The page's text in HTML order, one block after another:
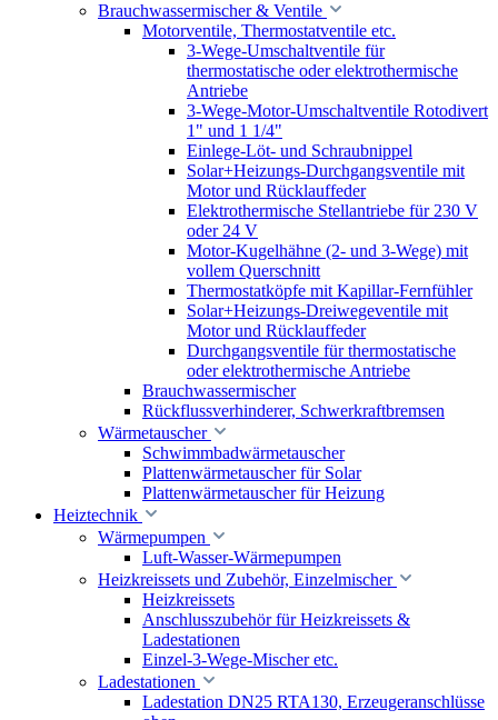
Brauchwassermischer & Ventile
Motorventile, Thermostatventile etc.
3-Wege-Umschaltventile für
thermostatische oder elektrothermische
Antriebe
3-Wege-Motor-Umschaltventile Rotodivert
1" und 1 1/4"
Einlege-Löt- und Schraubnippel
Solar+Heizungs-Durchgangsventile mit
Motor und Rücklauffeder
Elektrothermische Stellantriebe für 230 V
oder 24 V
Motor-Kugelhähne (2- und 3-Wege) mit
vollem Querschnitt
Thermostatköpfe mit Kapillar-Fernfühler
Solar+Heizungs-Dreiwegeventile mit
Motor und Rücklauffeder
Durchgangsventile für thermostatische
oder elektrothermische Antriebe
Brauchwassermischer
Rückflussverhinderer, Schwerkraftbremsen
Wärmetauscher
Schwimmbadwärmetauscher
Plattenwärmetauscher für Solar
Plattenwärmetauscher für Heizung
Heiztechnik
Wärmepumpen
Luft-Wasser-Wärmepumpen
Heizkreissets und Zubehör, Einzelmischer
Heizkreissets
Anschlusszubehör für Heizkreissets &
Ladestationen
Einzel-3-Wege-Mischer etc.
Ladestationen
Ladestation DN25 RTA130, Erzeugeranschlüsse